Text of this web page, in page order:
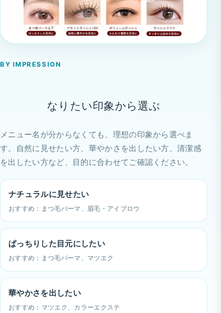
BY IMPRESSION
なりたい印象から選ぶ
メニュー名が分からなくても、理想の印象から選べま
す。自然に見せたい方、華やかさを出したい方、清潔感
を出したい方など、目的に合わせてご確認ください。
ナチュラルに見せたい
おすすめ：まつ毛パーマ、眉毛・アイブロウ
ぱっちりした目元にしたい
おすすめ：まつ毛パーマ、マツエク
華やかさを出したい
おすすめ：マツエク、カラーエクステ